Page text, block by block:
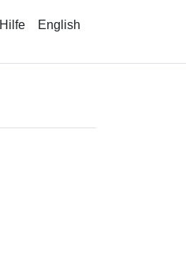
Hilfe English